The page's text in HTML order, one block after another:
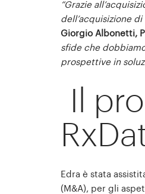
“Grazie
dell’acquisizione
Giorgio Albonetti,
sfide che
prospettive in
Il
Edra è stata
(M&A), per gli